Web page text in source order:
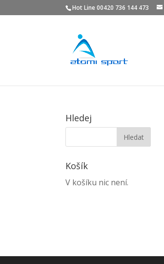
Hot Line 00420 736 144 473
Hledej
Košík
V košíku nic není.